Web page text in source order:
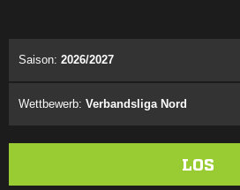
Saison: 2026/2027
Wettbewerb: Verbandsliga Nord
LOS